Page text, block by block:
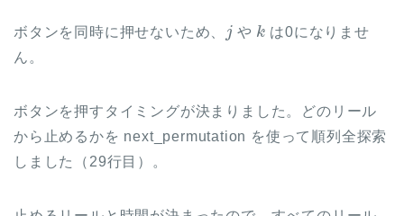
ボタンを同時に押せないため、
j
や
k
は0になりませ
ん。
ボタンを押すタイミングが決まりました。どのリール
から止めるかを next_permutation を使って順列全探索
しました（29行目）。